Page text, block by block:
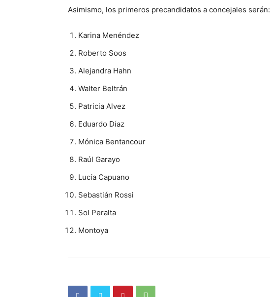
Asimismo, los primeros precandidatos a concejales serán:
Karina Menéndez
Roberto Soos
Alejandra Hahn
Walter Beltrán
Patricia Alvez
Eduardo Díaz
Mónica Bentancour
Raúl Garayo
Lucía Capuano
Sebastián Rossi
Sol Peralta
Montoya